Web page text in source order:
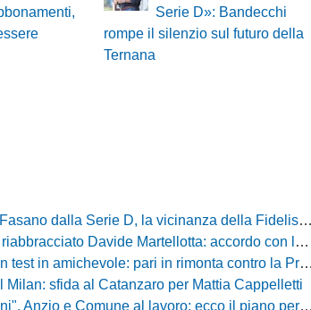
Serie D»: Bandecchi
rompe il silenzio sul futuro della
Ternana
Serie D, la vicinanza della Fidelis Andria e le parole del presidente Vallarella
Davide Martellotta: accordo con la Folgore Caratese per il ritorno in prestito
in amichevole: pari in rimonta contro la Primavera del Sassuolo
Milan: sfida al Catanzaro per Mattia Cappelletti
e Comune al lavoro: ecco il piano per far rientrare i tifosi